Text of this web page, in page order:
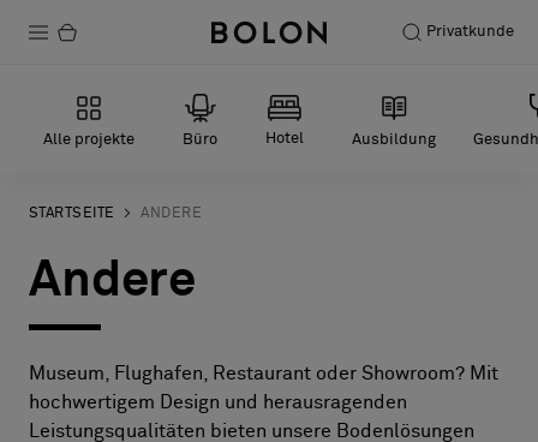
Privatkunde
Produkte
Nachhaltigkeit
Installation
Instandhaltung
Bolon at Habitare 2025 –
Endless Creativity
Alle projekte Büro Hotel Ausbildung
STARTSEITE ANDERE
Andere
Museum, Flughafen, Restaurant oder Showroom? Mit
hochwertigem Design und herausragenden
Leistungsqualitäten bieten unsere Bodenlösungen